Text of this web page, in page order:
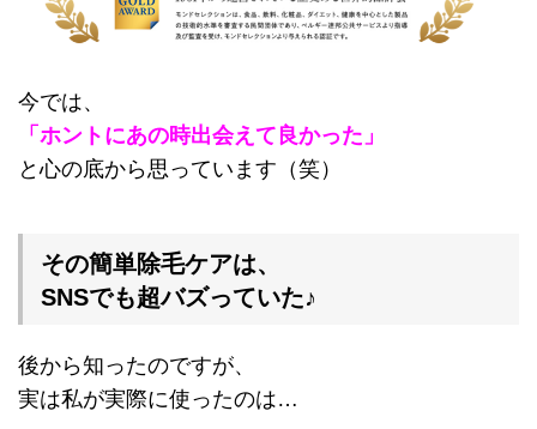
今では、
「ホントにあの時出会えて良かった」
と心の底から思っています（笑）
その簡単除毛ケアは、
SNSでも超バズっていた♪
後から知ったのですが、
実は私が実際に使ったのは…